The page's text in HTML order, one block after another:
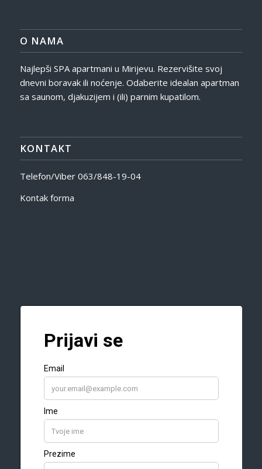
O NAMA
Najlepši SPA apartmani u Mirijevu. Rezervišite svoj
dnevni boravak ili noćenje. Odaberite idealan apartman
sa saunom, djakuzijem i (ili) parnim kupatilom.
KONTAKT
Telefon/Viber 063/848-19-04
Kontak forma